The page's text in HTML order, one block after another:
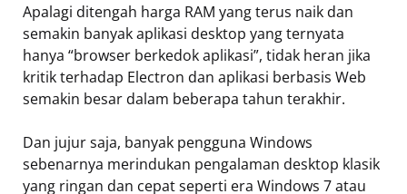
Apalagi ditengah harga RAM yang terus naik dan
semakin banyak aplikasi desktop yang ternyata
hanya “browser berkedok aplikasi”, tidak heran jika
kritik terhadap Electron dan aplikasi berbasis Web
semakin besar dalam beberapa tahun terakhir.
Dan jujur saja, banyak pengguna Windows
sebenarnya merindukan pengalaman desktop klasik
yang ringan dan cepat seperti era Windows 7 atau